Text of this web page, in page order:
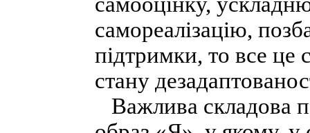
самореалізацію,
підтримки, то все це
стану
Важлива складова